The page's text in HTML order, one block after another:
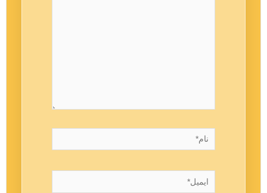
نام*
ایمیل*